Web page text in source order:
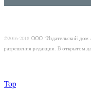
©2016-2018 ООО "Издательский дом
разрешения редакции. В открытом
Top